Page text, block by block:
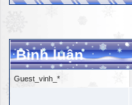
Bình luận
Guest_vinh_*